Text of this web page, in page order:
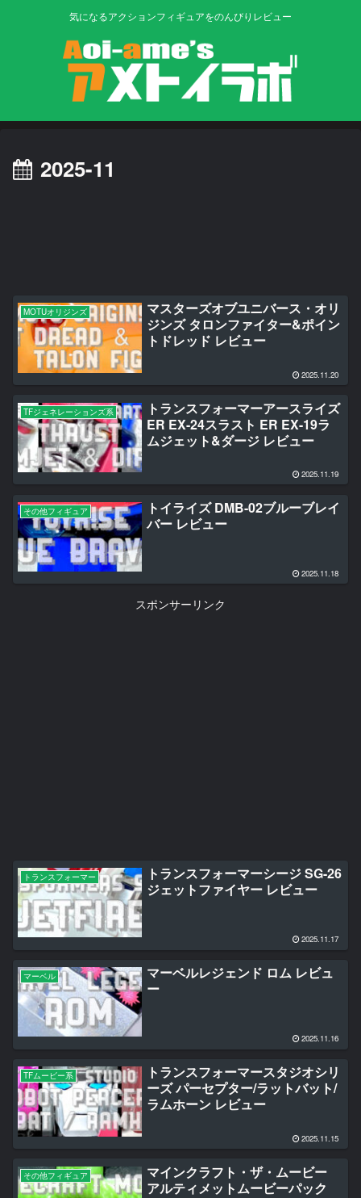
気になるアクションフィギュアをのんびりレビュー
2025-11
MOTUオリジンズ
マスターズオブユニバース・オリ
ジンズ タロンファイター&ポイン
トドレッド レビュー
2025.11.20
TFジェネレーションズ系
トランスフォーマーアースライズ
ER EX-24スラスト ER EX-19ラ
ムジェット&ダージ レビュー
2025.11.19
その他フィギュア
トイライズ DMB-02ブルーブレイ
バー レビュー
2025.11.18
スポンサーリンク
トランスフォーマー
トランスフォーマーシージ SG-26
ジェットファイヤー レビュー
2025.11.17
マーベル
マーベルレジェンド ロム レビュ
ー
2025.11.16
TFムービー系
トランスフォーマースタジオシリ
ーズ パーセプター/ラットバット/
ラムホーン レビュー
2025.11.15
その他フィギュア
マインクラフト・ザ・ムービー
アルティメットムービーパック